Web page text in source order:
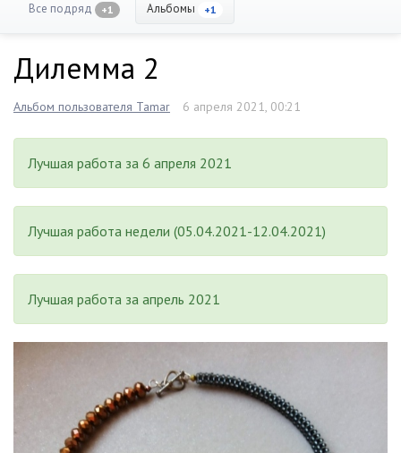
Все подряд +1 Альбомы +1
Дилемма 2
Альбом пользователя Tamar 6 апреля 2021, 00:21
Лучшая работа за 6 апреля 2021
Лучшая работа недели (05.04.2021-12.04.2021)
Лучшая работа за апрель 2021